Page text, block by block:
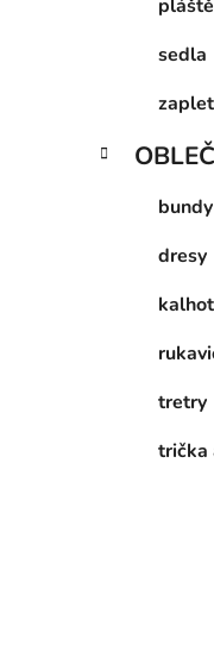
pláště
sedla
dresy
tretry
trička